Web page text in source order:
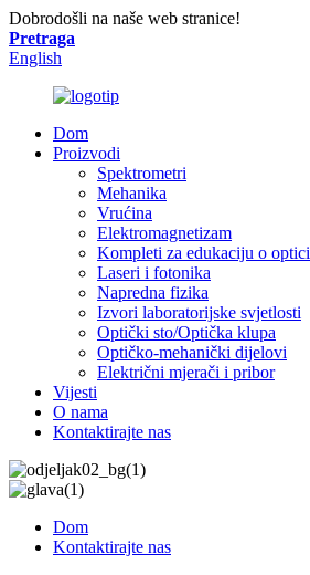
Dobrodošli na naše web stranice!
Pretraga
English
Dom
Proizvodi
Spektrometri
Mehanika
Vrućina
Elektromagnetizam
Kompleti za edukaciju o optici
Laseri i fotonika
Napredna fizika
Izvori laboratorijske svjetlosti
Optički sto/Optička klupa
Optičko-mehanički dijelovi
Električni mjerači i pribor
Vijesti
O nama
Kontaktirajte nas
Dom
Kontaktirajte nas